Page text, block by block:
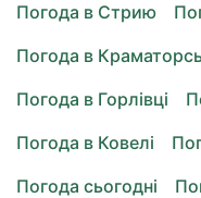
Погода в Стрию
Погода в
Погода в Горлівці
Погода в Ковелі
Погода сьогодні